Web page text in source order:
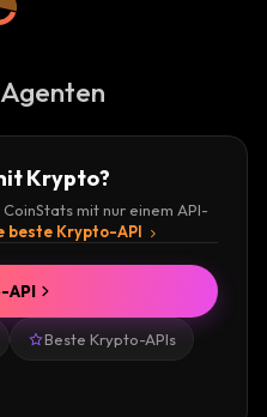
Krypto?
mit nur einem API-
beste Krypto-API
Beste Krypto-APIs
API